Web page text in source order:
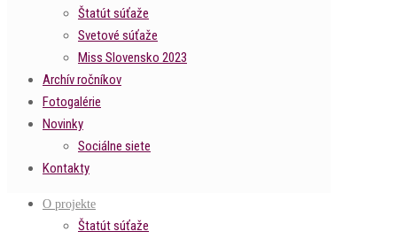
Štatút súťaže
Svetové súťaže
Miss Slovensko 2023
Archív ročníkov
Fotogalérie
Novinky
Sociálne siete
Kontakty
O projekte
Štatút súťaže